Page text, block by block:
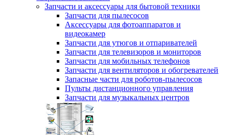
Запчасти и аксессуары для бытовой техники
Запчасти для пылесосов
Аксессуары для фотоаппаратов и
видеокамер
Запчасти для утюгов и отпаривателей
Запчасти для телевизоров и мониторов
Запчасти для мобильных телефонов
Запчасти для вентиляторов и обогревателей
Запасные части для роботов-пылесосов
Пульты дистанционного управления
Запчасти для музыкальных центров